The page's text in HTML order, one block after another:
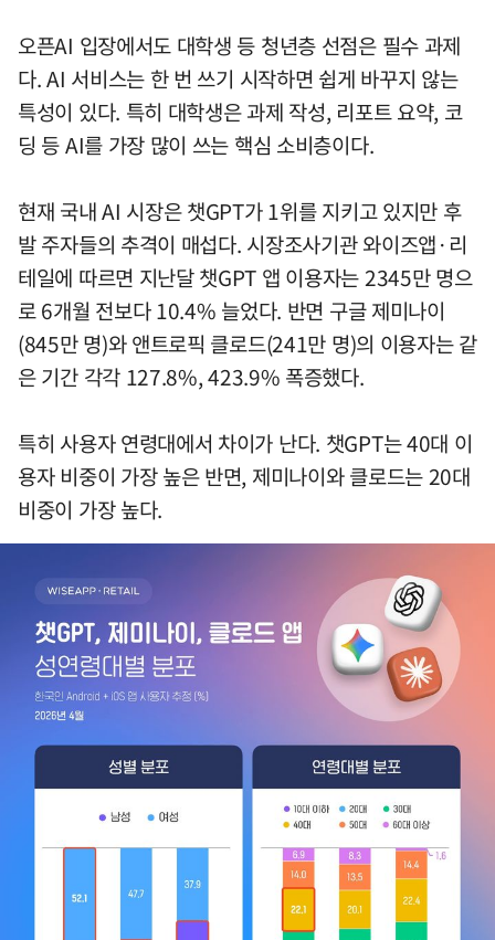
오픈AI 입장에서도 대학생 등 청년층 선점은 필수 과제
다. AI 서비스는 한 번 쓰기 시작하면 쉽게 바꾸지 않는
특성이 있다. 특히 대학생은 과제 작성, 리포트 요약, 코
딩 등 AI를 가장 많이 쓰는 핵심 소비층이다.
현재 국내 AI 시장은 챗GPT가 1위를 지키고 있지만 후
발 주자들의 추격이 매섭다. 시장조사기관 와이즈앱·리
테일에 따르면 지난달 챗GPT 앱 이용자는 2345만 명으
로 6개월 전보다 10.4% 늘었다. 반면 구글 제미나이
(845만 명)와 앤트로픽 클로드(241만 명)의 이용자는 같
은 기간 각각 127.8%, 423.9% 폭증했다.
특히 사용자 연령대에서 차이가 난다. 챗GPT는 40대 이
용자 비중이 가장 높은 반면, 제미나이와 클로드는 20대
비중이 가장 높다.